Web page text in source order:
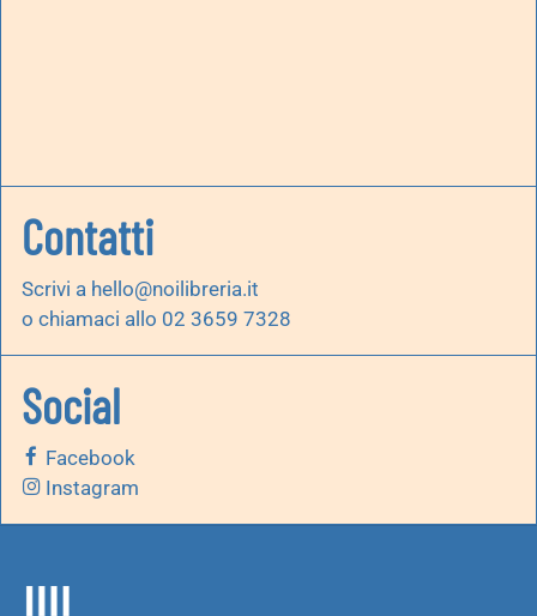
Contatti
Scrivi a hello@noilibreria.it
o chiamaci allo 02 3659 7328
Social
Facebook
Instagram